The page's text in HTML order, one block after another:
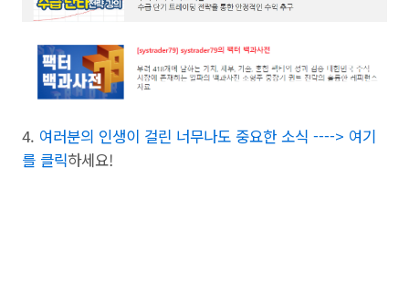
4. 여러분의 인생이 걸린 너무나도 중요한 소식 ----> 여기
를 클릭하세요!